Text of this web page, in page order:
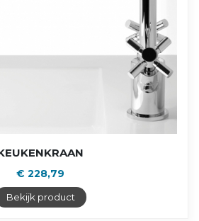
€ 228,79
Bekijk product